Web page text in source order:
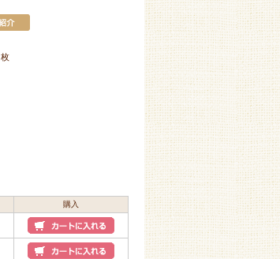
枚
購入